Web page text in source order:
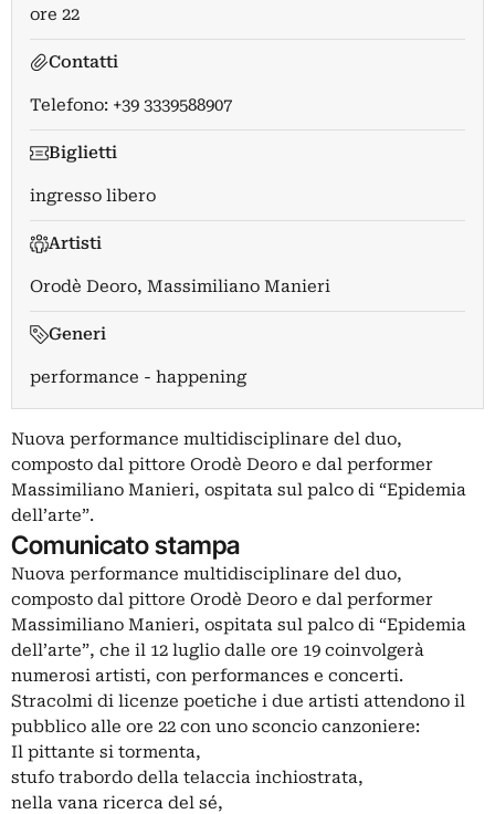
ore 22
Contatti
Telefono: +39 3339588907
Biglietti
ingresso libero
Artisti
Orodè Deoro, Massimiliano Manieri
Generi
performance - happening
Nuova performance multidisciplinare del duo,
composto dal pittore Orodè Deoro e dal performer
Massimiliano Manieri, ospitata sul palco di “Epidemia
dell’arte”.
Comunicato stampa
Nuova performance multidisciplinare del duo,
composto dal pittore Orodè Deoro e dal performer
Massimiliano Manieri, ospitata sul palco di “Epidemia
dell’arte”, che il 12 luglio dalle ore 19 coinvolgerà
numerosi artisti, con performances e concerti.
Stracolmi di licenze poetiche i due artisti attendono il
pubblico alle ore 22 con uno sconcio canzoniere:
Il pittante si tormenta,
stufo trabordo della telaccia inchiostrata,
nella vana ricerca del sé,